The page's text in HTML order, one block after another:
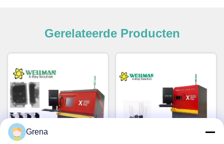
Gerelateerde Producten
Grena